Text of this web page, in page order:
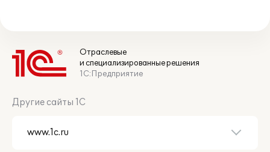
Отраслевые
и специализированные решения
1С:Предприятие
Другие сайты 1С